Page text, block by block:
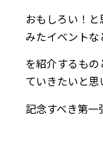
おもしろい！
みたイベントな
を紹介するもの
ていきたいと思
記念すべき第一